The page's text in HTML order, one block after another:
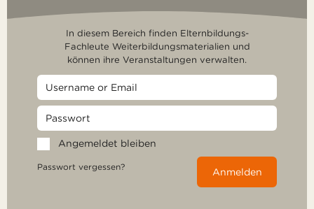
In diesem Bereich finden Elternbildungs-
Fachleute Weiterbildungsmaterialien und
können ihre Veranstaltungen verwalten.
Angemeldet bleiben
Passwort vergessen? Anmelden